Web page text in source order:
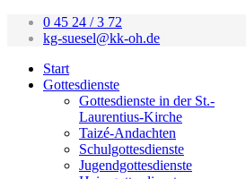
0 45 24 / 3 72
kg-suesel@kk-oh.de
Start
Gottesdienste
Gottesdienste in der St.-
Laurentius-Kirche
Taizé-Andachten
Schulgottesdienste
Jugendgottesdienste